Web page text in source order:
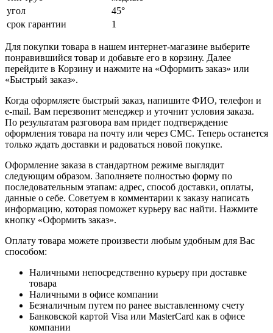
угол
45°
срок гарантии
1
Для покупки товара в нашем интернет-магазине выберите
понравившийся товар и добавьте его в корзину. Далее
перейдите в Корзину и нажмите на «Оформить заказ» или
«Быстрый заказ».
Когда оформляете быстрый заказ, напишите ФИО, телефон и
e-mail. Вам перезвонит менеджер и уточнит условия заказа.
По результатам разговора вам придет подтверждение
оформления товара на почту или через СМС. Теперь останется
только ждать доставки и радоваться новой покупке.
Оформление заказа в стандартном режиме выглядит
следующим образом. Заполняете полностью форму по
последовательным этапам: адрес, способ доставки, оплаты,
данные о себе. Советуем в комментарии к заказу написать
информацию, которая поможет курьеру вас найти. Нажмите
кнопку «Оформить заказ».
Оплату товара можете произвести любым удобным для Вас
способом:
Наличными непосредственно курьеру при доставке
товара
Наличными в офисе компании
Безналичным путем по ранее выставленному счету
Банковской картой Visa или MasterCard как в офисе
компании